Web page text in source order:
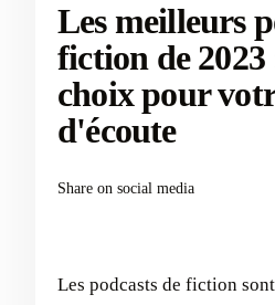
Les meilleurs
fiction de
choix pour
d'écoute
Share on social media
Les podcasts de fiction